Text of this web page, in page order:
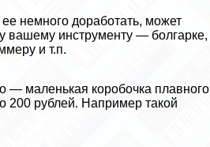
немного доработать, может
вашему инструменту — болгарке,
и т.п.
— маленькая коробочка плавного
200 рублей. Например такой